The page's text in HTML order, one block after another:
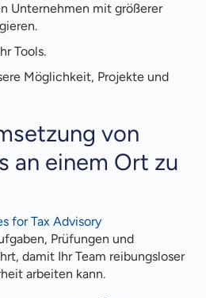
Unternehmen mit größerer
Tools.
Möglichkeit, Projekte und
von
an einem Ort zu
for Tax Advisory
Prüfungen und
damit Ihr Team reibungsloser
arbeiten kann.